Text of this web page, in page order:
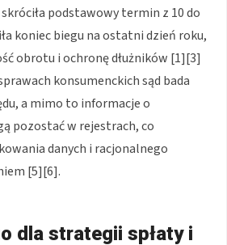
podstawowy termin z 10 do
koniec biegu na ostatni dzień roku,
obrotu i ochronę dłużników [1][3]
konsumenckich sąd bada
a mimo to informacje o
pozostać w rejestrach, co
danych i racjonalnego
[5][6].
dla strategii spłaty i